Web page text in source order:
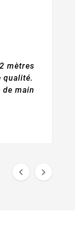
mètres
qualité.
main
 